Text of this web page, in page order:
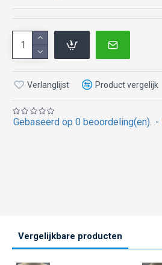
Gebaseerd op 0 beoordeling(en). -
Verlanglijst Product vergelijk
Vergelijkbare producten